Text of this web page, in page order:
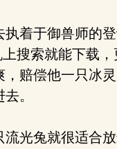
着于御兽师的
搜索就能下载
，赔偿他一只冰
。
光兔就很适合